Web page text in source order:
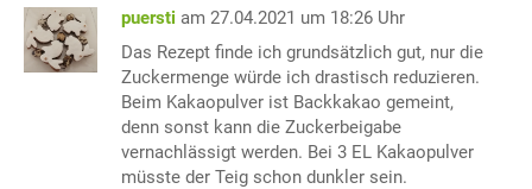
puersti am 27.04.2021 um 18:26 Uhr
Das Rezept finde ich grundsätzlich gut, nur die
Zuckermenge würde ich drastisch reduzieren.
Beim Kakaopulver ist Backkakao gemeint,
denn sonst kann die Zuckerbeigabe
vernachlässigt werden. Bei 3 EL Kakaopulver
müsste der Teig schon dunkler sein.